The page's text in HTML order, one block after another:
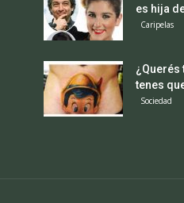
es hija
Caripelas
¿Querés
tenes
Sociedad